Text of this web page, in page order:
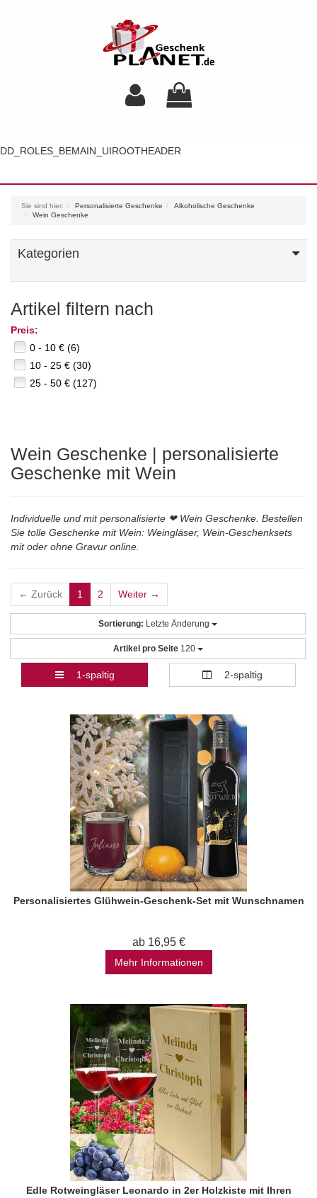
DD_ROLES_BEMAIN_UIROOTHEADER
Sie sind hier: Personalisierte Geschenke
Alkoholische Geschenke
Wein Geschenke
Kategorien
Artikel filtern nach
Preis:
0 - 10 € (6)
10 - 25 € (30)
25 - 50 € (127)
Wein Geschenke | personalisierte
Geschenke mit Wein
Individuelle und mit personalisierte ❤ Wein Geschenke. Bestellen
Sie tolle Geschenke mit Wein: Weingläser, Wein-Geschenksets
mit oder ohne Gravur online.
← Zurück 1 2 Weiter →
Sortierung: Letzte Änderung
Artikel pro Seite 120
1-spaltig 2-spaltig
Personalisiertes Glühwein-Geschenk-Set mit Wunschnamen
ab 16,95 €
Mehr Informationen
Edle Rotweingläser Leonardo in 2er Holzkiste mit Ihren